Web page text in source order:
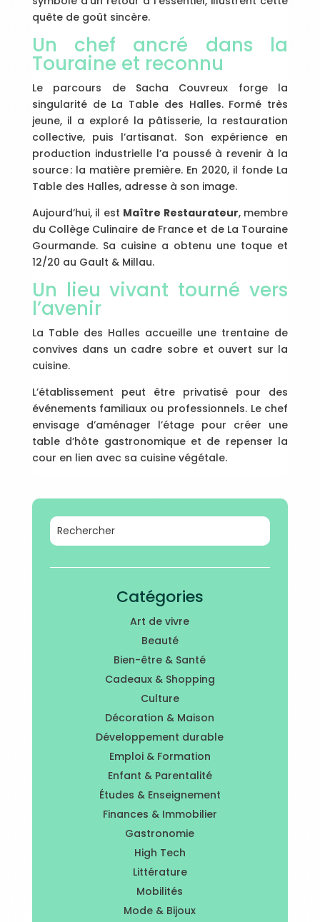
quête de goût sincère.
Un chef ancré dans la
Touraine et reconnu
Le parcours de Sacha Couvreux forge la
singularité de La Table des Halles. Formé très
jeune, il a exploré la pâtisserie, la restauration
collective, puis l’artisanat. Son expérience en
production industrielle l’a poussé à revenir à la
source : la matière première. En 2020, il fonde La
Table des Halles, adresse à son image.
Aujourd’hui, il est Maître Restaurateur, membre
du Collège Culinaire de France et de La Touraine
Gourmande. Sa cuisine a obtenu une toque et
12/20 au Gault & Millau.
Un lieu vivant tourné vers
l’avenir
La Table des Halles accueille une trentaine de
convives dans un cadre sobre et ouvert sur la
cuisine.
L’établissement peut être privatisé pour des
événements familiaux ou professionnels. Le chef
envisage d’aménager l’étage pour créer une
table d’hôte gastronomique et de repenser la
cour en lien avec sa cuisine végétale.
Catégories
Art de vivre
Beauté
Bien-être & Santé
Cadeaux & Shopping
Culture
Décoration & Maison
Développement durable
Emploi & Formation
Enfant & Parentalité
Études & Enseignement
Finances & Immobilier
Gastronomie
High Tech
Littérature
Mobilités
Mode & Bijoux